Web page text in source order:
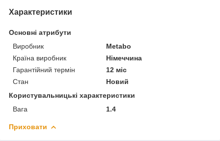
Характеристики
Основні атрибути
Виробник
Metabo
Країна виробник
Німеччина
Гарантійний термін
12 міс
Стан
Новий
Користувальницькі характеристики
Вага
1.4
Приховати